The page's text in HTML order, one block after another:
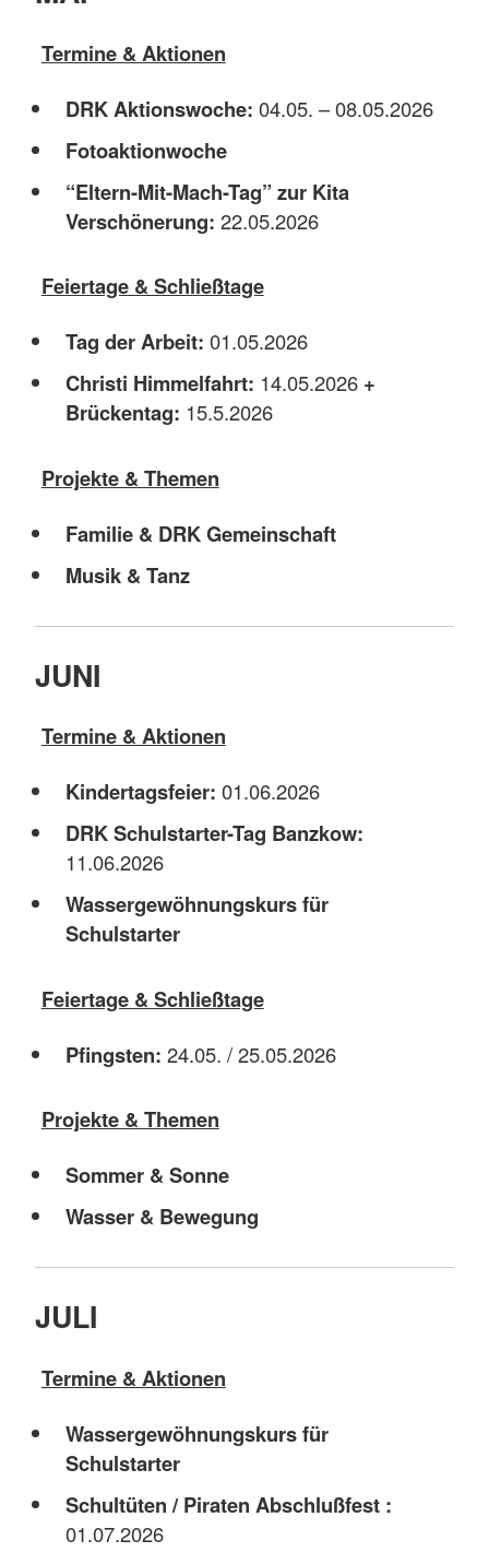
Termine & Aktionen
DRK Aktionswoche: 04.05. – 08.05.2026
Fotoaktionwoche
“Eltern-Mit-Mach-Tag” zur Kita
Verschönerung: 22.05.2026
Feiertage & Schließtage
Tag der Arbeit: 01.05.2026
Christi Himmelfahrt: 14.05.2026 +
Brückentag: 15.5.2026
Projekte & Themen
Familie & DRK Gemeinschaft
Musik & Tanz
JUNI
Termine & Aktionen
Kindertagsfeier: 01.06.2026
DRK Schulstarter-Tag Banzkow:
11.06.2026
Wassergewöhnungskurs für
Schulstarter
Feiertage & Schließtage
Pfingsten: 24.05. / 25.05.2026
Projekte & Themen
Sommer & Sonne
Wasser & Bewegung
JULI
Termine & Aktionen
Wassergewöhnungskurs für
Schulstarter
Schultüten / Piraten Abschlußfest :
01.07.2026